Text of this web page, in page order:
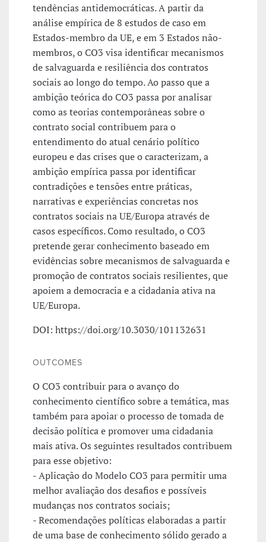
tendências antidemocráticas. A partir da
análise empírica de 8 estudos de caso em
Estados-membro da UE, e em 3 Estados não-
membros, o CO3 visa identificar mecanismos
de salvaguarda e resiliência dos contratos
sociais ao longo do tempo. Ao passo que a
ambição teórica do CO3 passa por analisar
como as teorias contemporâneas sobre o
contrato social contribuem para o
entendimento do atual cenário político
europeu e das crises que o caracterizam, a
ambição empírica passa por identificar
contradições e tensões entre práticas,
narrativas e experiências concretas nos
contratos sociais na UE/Europa através de
casos específicos. Como resultado, o CO3
pretende gerar conhecimento baseado em
evidências sobre mecanismos de salvaguarda e
promoção de contratos sociais resilientes, que
apoiem a democracia e a cidadania ativa na
UE/Europa.
DOI: https://doi.org/10.3030/101132631
OUTCOMES
O CO3 contribuir para o avanço do
conhecimento científico sobre a temática, mas
também para apoiar o processo de tomada de
decisão política e promover uma cidadania
mais ativa. Os seguintes resultados contribuem
para esse objetivo:
- Aplicação do Modelo CO3 para permitir uma
melhor avaliação dos desafios e possíveis
mudanças nos contratos sociais;
- Recomendações políticas elaboradas a partir
de uma base de conhecimento sólido gerado a